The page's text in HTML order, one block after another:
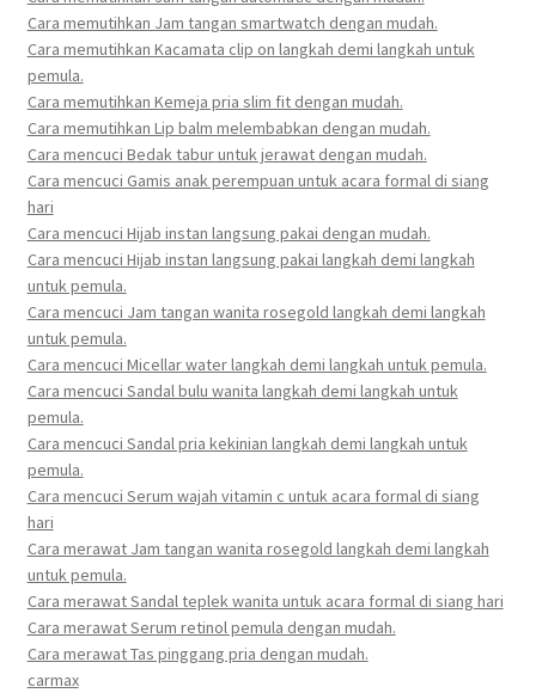
Cara memutihkan Jam tangan smartwatch dengan mudah.
Cara memutihkan Kacamata clip on langkah demi langkah untuk
pemula.
Cara memutihkan Kemeja pria slim fit dengan mudah.
Cara memutihkan Lip balm melembabkan dengan mudah.
Cara mencuci Bedak tabur untuk jerawat dengan mudah.
Cara mencuci Gamis anak perempuan untuk acara formal di siang
hari
Cara mencuci Hijab instan langsung pakai dengan mudah.
Cara mencuci Hijab instan langsung pakai langkah demi langkah
untuk pemula.
Cara mencuci Jam tangan wanita rosegold langkah demi langkah
untuk pemula.
Cara mencuci Micellar water langkah demi langkah untuk pemula.
Cara mencuci Sandal bulu wanita langkah demi langkah untuk
pemula.
Cara mencuci Sandal pria kekinian langkah demi langkah untuk
pemula.
Cara mencuci Serum wajah vitamin c untuk acara formal di siang
hari
Cara merawat Jam tangan wanita rosegold langkah demi langkah
untuk pemula.
Cara merawat Sandal teplek wanita untuk acara formal di siang hari
Cara merawat Serum retinol pemula dengan mudah.
Cara merawat Tas pinggang pria dengan mudah.
carmax